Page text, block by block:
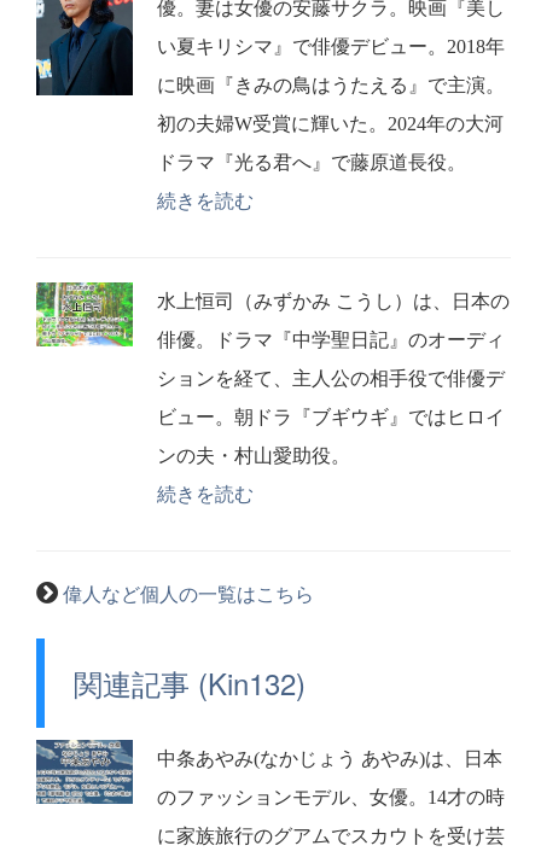
優。妻は女優の安藤サクラ。映画『美し
い夏キリシマ』で俳優デビュー。2018年
に映画『きみの鳥はうたえる』で主演。
初の夫婦W受賞に輝いた。2024年の大河
ドラマ『光る君へ』で藤原道長役。
続きを読む
水上恒司（みずかみ こうし）は、日本の
俳優。ドラマ『中学聖日記』のオーディ
ションを経て、主人公の相手役で俳優デ
ビュー。朝ドラ『ブギウギ』ではヒロイ
ンの夫・村山愛助役。
続きを読む
偉人など個人の一覧はこちら
関連記事 (Kin132)
中条あやみ(なかじょう あやみ)は、日本
のファッションモデル、女優。14才の時
に家族旅行のグアムでスカウトを受け芸